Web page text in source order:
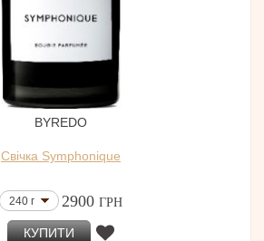
BYREDO
Свічка Symphonique
240 г 2900 ГРН
КУПИТИ